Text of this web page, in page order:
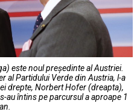
este noul președinte al Austriei.
al Partidului Verde din Austria, l-a
drepte, Norbert Hofer (dreapta),
au întins pe parcursul a aproape 1
an.